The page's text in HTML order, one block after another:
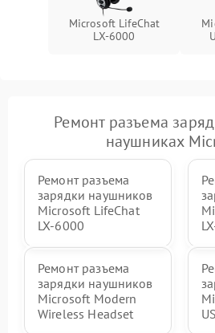
Microsoft LifeChat
LX-6000
Ремонт разъема
наушниках
Ремонт разъема
зарядки наушников
Microsoft LifeChat
LX-6000
Ремонт разъема
зарядки наушников
Microsoft Modern
Wireless Headset